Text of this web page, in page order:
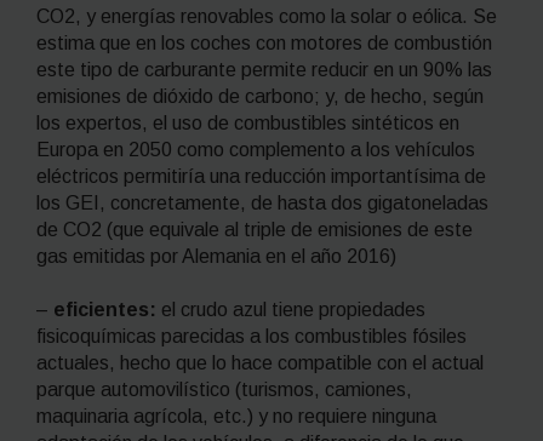
CO2, y energías renovables como la solar o eólica. Se
estima que en los coches con motores de combustión
este tipo de carburante permite reducir en un 90% las
emisiones de dióxido de carbono; y, de hecho, según
los expertos, el uso de combustibles sintéticos en
Europa en 2050 como complemento a los vehículos
eléctricos permitiría una reducción importantísima de
los GEI, concretamente, de hasta dos gigatoneladas
de CO2 (que equivale al triple de emisiones de este
gas emitidas por Alemania en el año 2016)
– eficientes: el crudo azul tiene propiedades
fisicoquímicas parecidas a los combustibles fósiles
actuales, hecho que lo hace compatible con el actual
parque automovilístico (turismos, camiones,
maquinaria agrícola, etc.) y no requiere ninguna